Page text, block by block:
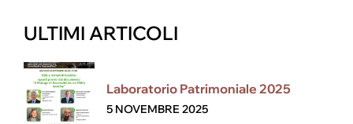
ULTIMI ARTICOLI
Laboratorio Patrimoniale 2025
5 NOVEMBRE 2025